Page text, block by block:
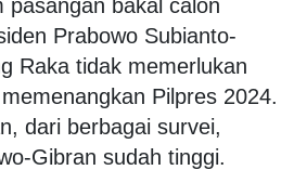
pasangan bakal calon
Prabowo Subianto-
Raka tidak memerlukan
Pilpres 2024.
dari berbagai survei,
Gibran sudah tinggi.